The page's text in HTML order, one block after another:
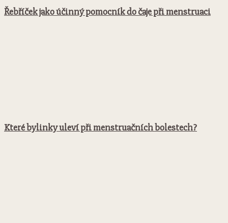
Řebříček jako účinný pomocník do čaje při menstruaci
Které bylinky uleví při menstruačních bolestech?